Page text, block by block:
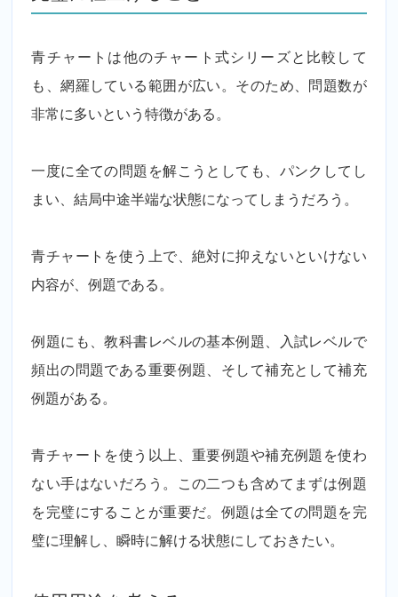
青チャートは他のチャート式シリーズと比較して
も、網羅している範囲が広い。そのため、問題数が
非常に多いという特徴がある。
一度に全ての問題を解こうとしても、パンクしてし
まい、結局中途半端な状態になってしまうだろう。
青チャートを使う上で、絶対に抑えないといけない
内容が、例題である。
例題にも、教科書レベルの基本例題、入試レベルで
頻出の問題である重要例題、そして補充として補充
例題がある。
青チャートを使う以上、重要例題や補充例題を使わ
ない手はないだろう。この二つも含めてまずは例題
を完璧にすることが重要だ。例題は全ての問題を完
璧に理解し、瞬時に解ける状態にしておきたい。